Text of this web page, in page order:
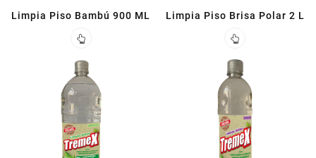
Limpia Piso Bambú 900 ML Limpia Piso Brisa Polar 2 L